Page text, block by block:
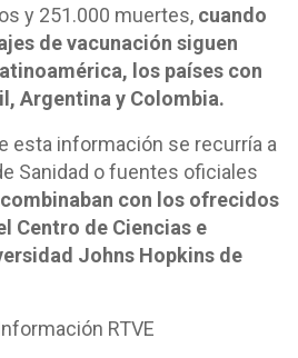
y 251.000 muertes, cuando
de vacunación siguen
los países con
Argentina y Colombia.
esta información se recurría a
Sanidad o fuentes oficiales
con los ofrecidos
Centro de Ciencias e
Johns Hopkins de
RTVE